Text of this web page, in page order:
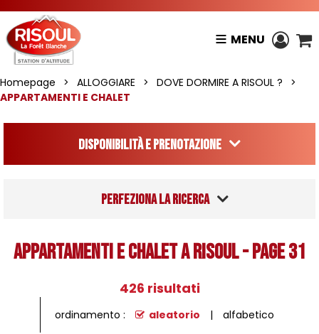
MENU
Homepage > ALLOGGIARE > DOVE DORMIRE A RISOUL ?
>
APPARTAMENTI E CHALET
Disponibilità e prenotazione
Perfeziona la ricerca
APPARTAMENTI E CHALET A RISOUL - Page 31
426 risultati
ordinamento : aleatorio alfabetico